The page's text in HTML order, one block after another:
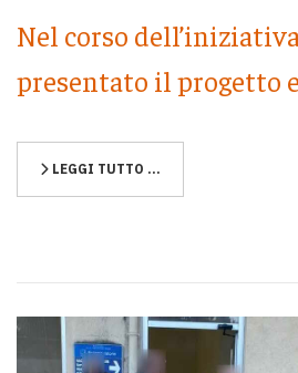
Nel corso
presentato il progetto
LEGGI TUTTO …